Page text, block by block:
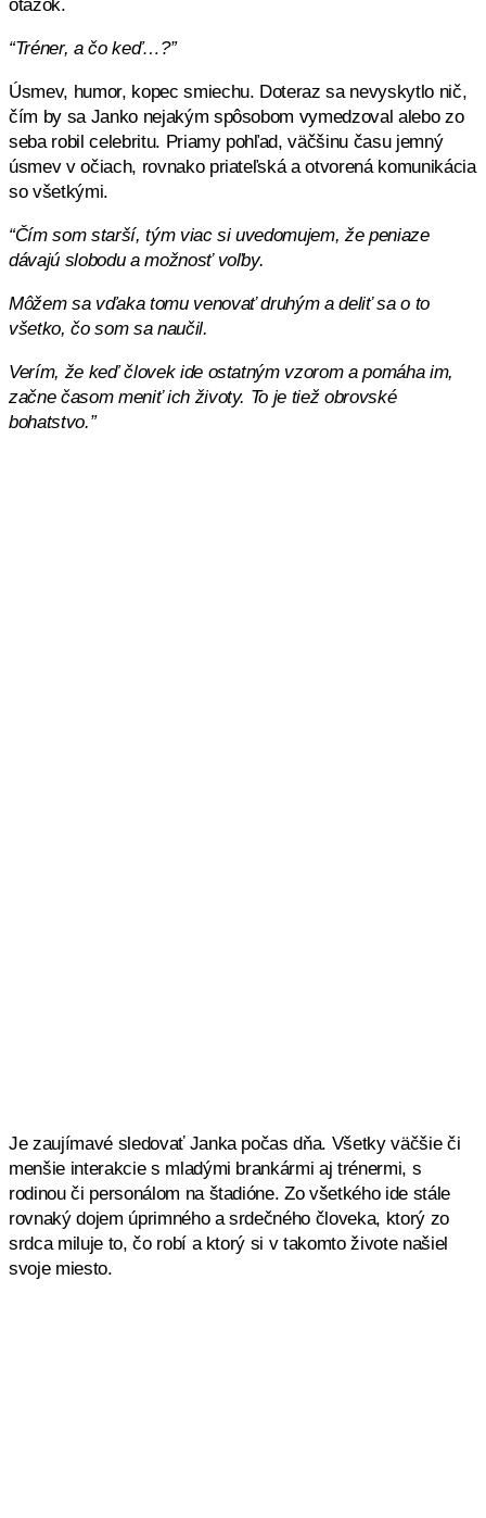
otázok.
“Tréner, a čo keď…?”
Úsmev, humor, kopec smiechu. Doteraz sa nevyskytlo nič,
čím by sa Janko nejakým spôsobom vymedzoval alebo zo
seba robil celebritu. Priamy pohľad, väčšinu času jemný
úsmev v očiach, rovnako priateľská a otvorená komunikácia
so všetkými.
“Čím som starší, tým viac si uvedomujem, že peniaze
dávajú slobodu a možnosť voľby.
Môžem sa vďaka tomu venovať druhým a deliť sa o to
všetko, čo som sa naučil.
Verím, že keď človek ide ostatným vzorom a pomáha im,
začne časom meniť ich životy. To je tiež obrovské
bohatstvo.”
Je zaujímavé sledovať Janka počas dňa. Všetky väčšie či
menšie interakcie s mladými brankármi aj trénermi, s
rodinou či personálom na štadióne. Zo všetkého ide stále
rovnaký dojem úprimného a srdečného človeka, ktorý zo
srdca miluje to, čo robí a ktorý si v takomto živote našiel
svoje miesto.